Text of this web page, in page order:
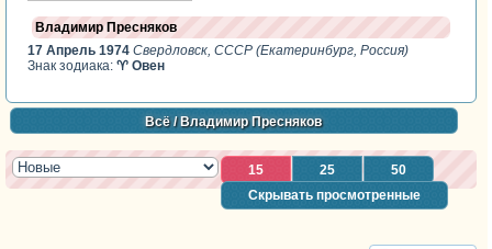
Владимир Пресняков
17 Апрель 1974Свердловск, СССР (Екатеринбург, Россия)
Знак зодиака:♈ Овен
Всё/ Владимир Пресняков
15 25
50
Скрывать просмотренные